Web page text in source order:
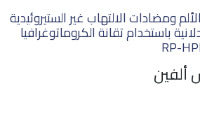
ومضادات الالتهاب غير الستيروئيدية
باستخدام تقانة الكروماتوغرافيا
ألفين